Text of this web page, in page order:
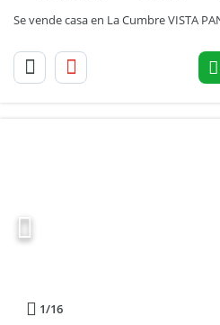
Se vende casa en La Cumbre VISTA
1/16